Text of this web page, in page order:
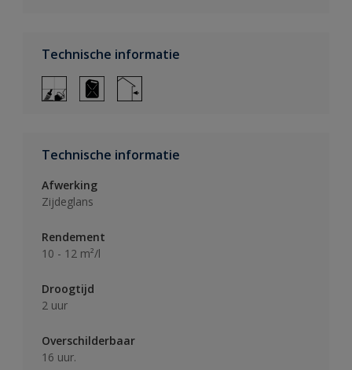
Technische informatie
Technische informatie
Afwerking
Zijdeglans
Rendement
10 - 12 m²/l
Droogtijd
2 uur
Overschilderbaar
16 uur.